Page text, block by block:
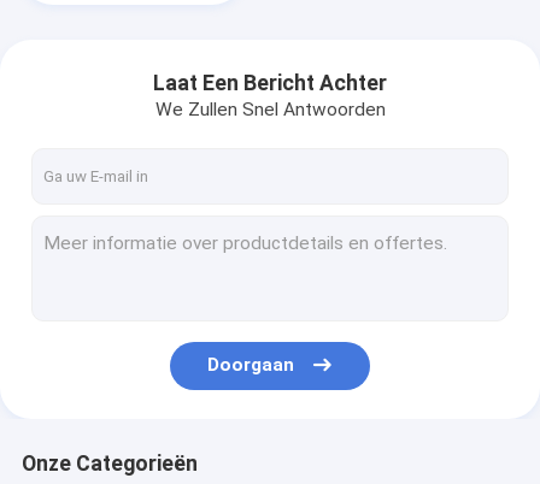
Laat Een Bericht Achter
We Zullen Snel Antwoorden
Doorgaan
Onze Categorieën